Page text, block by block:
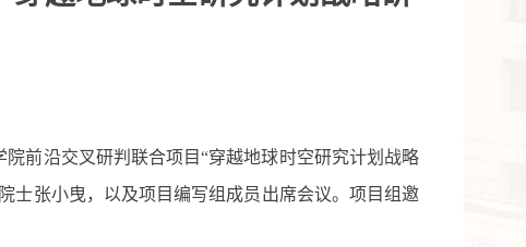
院前沿交叉研判 联合项目“穿越地球时空研究计划战略
士张小曳，以及项目编写组成员 出席会议。项目组邀